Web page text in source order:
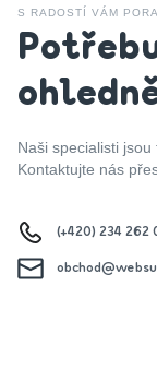
S RADOSTÍ VÁM
Naši specialisti
Kontaktujte nás
(+420) 234 262